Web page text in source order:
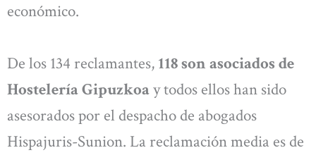
económico.
De los 134 reclamantes, 118 son asociados de
Hostelería Gipuzkoay todos ellos han sido
asesorados por el despacho de abogados
Hispajuris-Sunion. La reclamación media es de